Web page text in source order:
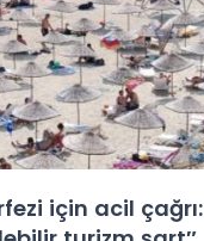
için acil çağrı: